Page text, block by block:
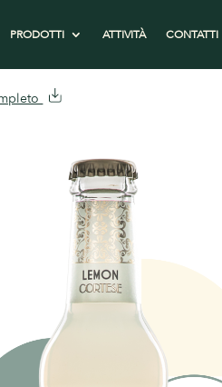
PRODOTTI ATTIVITÀ CONTATTI